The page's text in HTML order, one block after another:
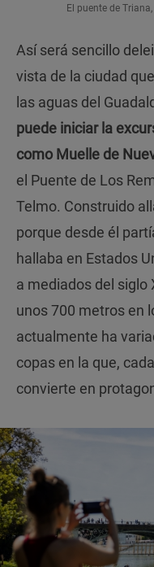
El puente de
Así será sencillo
vista de la ciudad
las aguas del
puede iniciar la
como Muelle de
el Puente de Los
Telmo. Construido
porque desde él
hallaba en Estados
a mediados del siglo
unos 700 metros en
actualmente ha
copas en la que,
convierte en